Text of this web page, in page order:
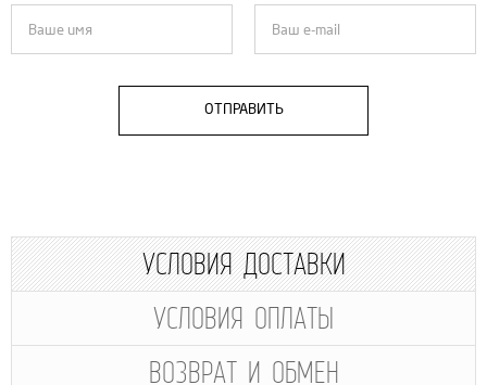
ОТПРАВИТЬ
УСЛОВИЯ ДОСТАВКИ
УСЛОВИЯ ОПЛАТЫ
ВОЗВРАТ И ОБМЕН